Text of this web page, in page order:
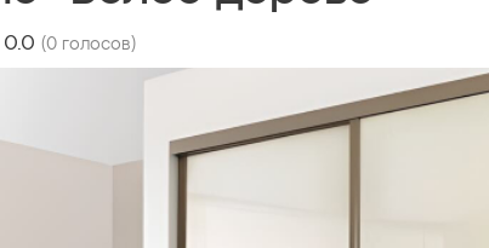
0.0 (0 голосов)